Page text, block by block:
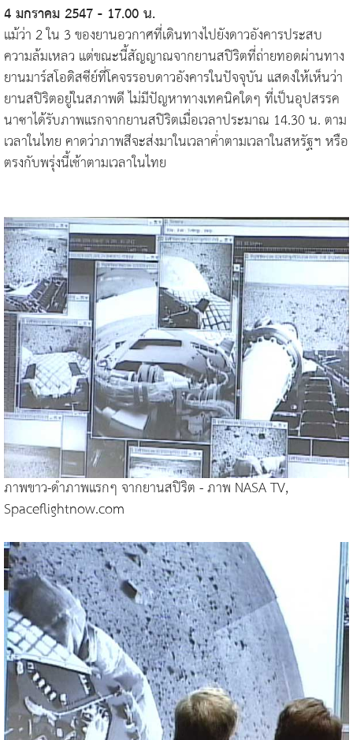
4 มกราคม 2547 - 17.00 น.
แม้ว่า 2 ใน 3 ของยานอวกาศที่เดินทางไปยังดาวอังคารประสบ
ความล้มเหลว แต่ขณะนี้สัญญาณจากยานสปิริตที่ถ่ายทอดผ่านทาง
ยานมาร์สโอดิสซีย์ที่โคจรรอบดาวอังคารในปัจจุบัน แสดงให้เห็นว่า
ยานสปิริตอยู่ในสภาพดี ไม่มีปัญหาทางเทคนิคใดๆ ที่เป็นอุปสรรค
นาซาได้รับภาพแรกจากยานสปิริตเมื่อเวลาประมาณ 14.30 น. ตาม
เวลาในไทย คาดว่าภาพสีจะส่งมาในเวลาค่ำตามเวลาในสหรัฐฯ หรือ
ตรงกับพรุ่งนี้เช้าตามเวลาในไทย
ภาพขาว-ดำภาพแรกๆ จากยานสปิริต - ภาพ NASA TV,
Spaceflightnow.com